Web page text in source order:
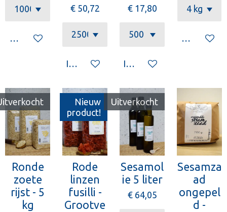
Houd mij op de hoogte
€ 50,72
In winkelwagen
€ 17,80
In winkelwagen
Houd mij
Ronde
zoete
rijst - 5
kg
Nieuw
product!
Rode
linzen
fusilli -
Grootve
Uitverkocht
Sesamol
ie 5 liter
€ 64,05
Sesamza
ad
ongepel
d -